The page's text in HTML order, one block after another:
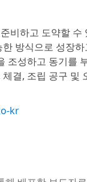
비하고 도약할
방식으로 성장
조성하고 동기를
결, 조립 공구 및
kr